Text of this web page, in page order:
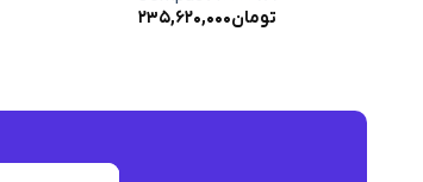
تومان۲۳۵,۶۲۰,۰۰۰